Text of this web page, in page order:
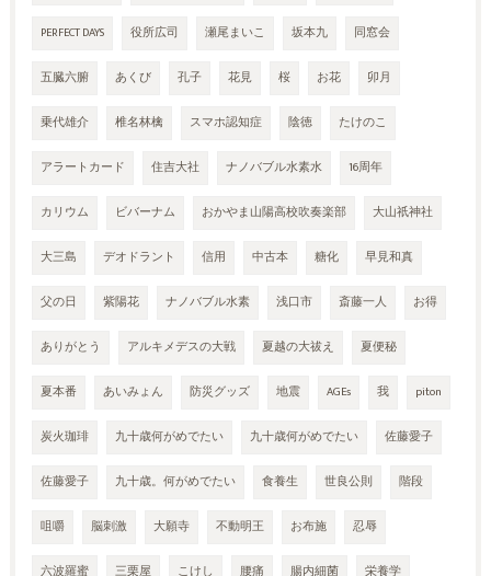
PERFECT DAYS 役所広司 瀬尾まいこ 坂本九 同窓会
五臓六腑 あくび 孔子 花見 桜 お花 卯月
乗代雄介 椎名林檎 スマホ認知症 陰徳 たけのこ
アラートカード 住吉大社 ナノバブル水素水 16周年
カリウム ビバーナム おかやま山陽高校吹奏楽部 大山祇神社
大三島 デオドラント 信用 中古本 糖化 早見和真
父の日 紫陽花 ナノバブル水素 浅口市 斎藤一人 お得
ありがとう アルキメデスの大戦 夏越の大祓え 夏便秘
夏本番 あいみょん 防災グッズ 地震 AGEs 我 piton
炭火珈琲 九十歳何がめでたい 九十歳何がめでたい 佐藤愛子
佐藤愛子 九十歳。何がめでたい 食養生 世良公則 階段
咀嚼 脳刺激 大願寺 不動明王 お布施 忍辱
六波羅蜜 三栗屋 こけし 腰痛 腸内細菌 栄養学